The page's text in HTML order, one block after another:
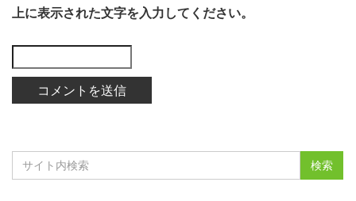
上に表示された文字を入力してください。